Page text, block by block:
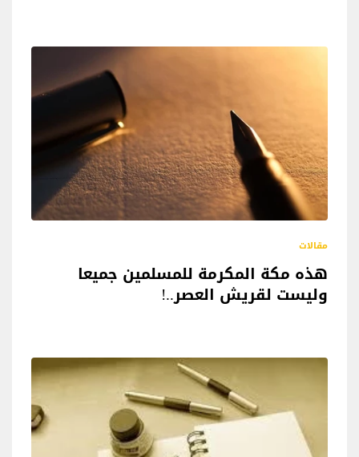
مقالات
هذه مكة المكرمة للمسلمين جميعا
وليست لقريش العصر..!